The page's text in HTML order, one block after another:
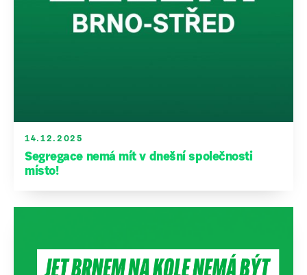
14.12.2025
Segregace nemá mít v dnešní společnosti
místo!